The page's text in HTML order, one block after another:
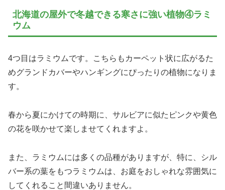
北海道の屋外で冬越できる寒さに強い植物④ラミ
ウム
4つ目はラミウムです。こちらもカーペット状に広がるた
めグランドカバーやハンギングにぴったりの植物になりま
す。
春から夏にかけての時期に、サルビアに似たピンクや黄色
の花を咲かせて楽しませてくれますよ。
また、ラミウムには多くの品種がありますが、特に、シル
バー系の葉をもつラミウムは、お庭をおしゃれな雰囲気に
してくれること間違いありません。